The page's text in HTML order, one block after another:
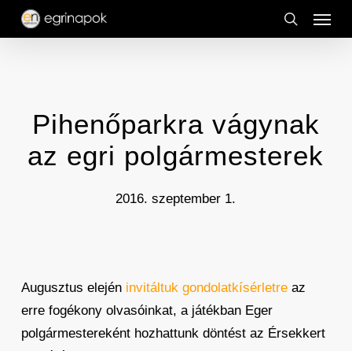
Skip
search
Menu
Pihenőparkra vágynak
az egri polgármesterek
2016. szeptember 1.
Augusztus elején invitáltuk gondolatkísérletreaz
erre fogékony olvasóinkat, a játékban Eger
polgármestereként hozhattunk döntést az Érsekkert